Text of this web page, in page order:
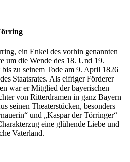
ein Enkel des vorhin genannten
um die Wende des 18. Und 19.
zu seinem Tode am 9. April 1826
Staatsrates. Als eifriger Förderer
war er Mitglied der bayerischen
von Ritterdramen in ganz Bayern
seinen Theaterstücken, besonders
und „Kaspar der Törringer“
eine glühende Liebe und
Vaterland.